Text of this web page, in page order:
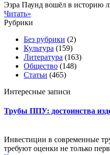
Эзра Паунд вошёл в историю
Читать»
Рубрики
Без рубрики (2)
Культура (159)
Литература (163)
Общество (148)
Статьи (465)
Интересные записи
Трубы ППУ: достоинства
Инвестиции в современные
требуют оценки не только